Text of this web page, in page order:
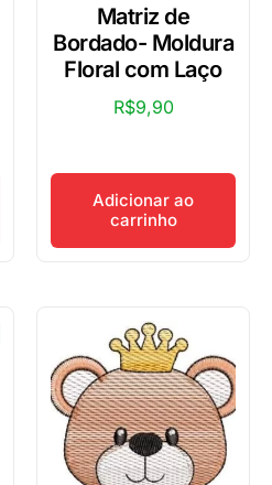
Matriz de
Bordado- Moldura
Floral com Laço
R$9,90
Adicionar ao
carrinho